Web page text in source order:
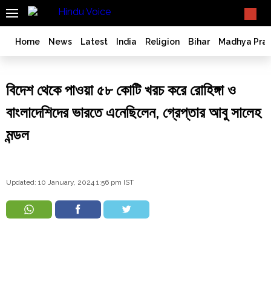
SEARCH
India
Bangladesh
Bengal
History
Articles
Opinion
Ghar
Wapsi
Home News Latest India Religion Bihar Madhya
বিদেশ থেকে পাওয়া ৫৮ কোটি খরচ করে রোহিঙ্গা ও
বাংলাদেশিদের ভারতে এনেছিলেন, গ্রেপ্তার আবু সালেহ
মন্ডল
Updated: 10 January, 2024 1:56 pm IST